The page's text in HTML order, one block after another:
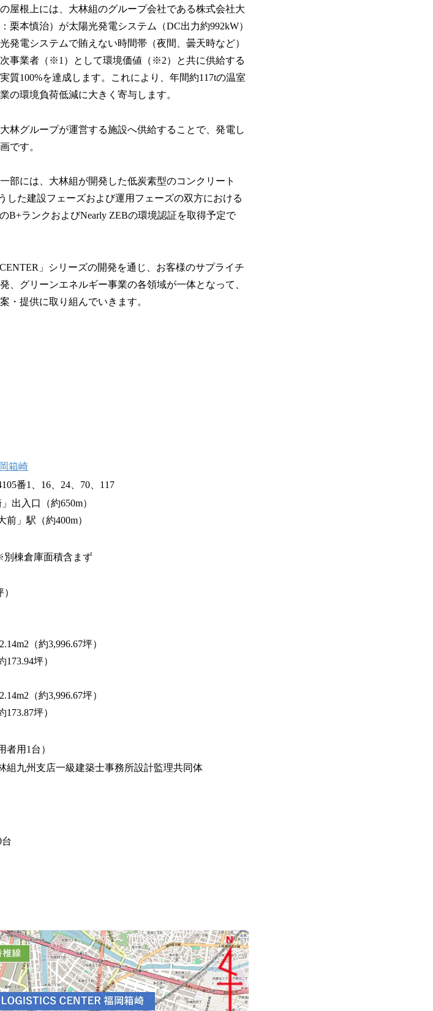
屋根上には、大林組のグループ会社である株式会社大
本慎治）が太陽光発電システム（DC出力約992kW）
発電システムで賄えない時間帯（夜間、曇天時など）
事業者（※1）として環境価値（※2）と共に供給する
質100%を達成します。これにより、年間約117tの温室
の環境負荷低減に大きく寄与します。
林グループが運営する施設へ供給することで、発電し
です。
部には、大林組が開発した低炭素型のコンクリート
した建設フェーズおよび運用フェーズの双方における
B+ランクおよびNearly ZEBの環境認証を取得予定で
」シリーズの開発を通じ、お客様のサプライチ
、グリーンエネルギー事業の各領域が一体となって、
・提供に取り組んでいきます。
箱崎
番1、16、24、70、117
出入口（約650m）
」駅（約400m）
別棟倉庫面積含まず
（約3,996.67坪）
坪）
（約3,996.67坪）
坪）
者用1台）
組九州支店一級建築士事務所設計監理共同体